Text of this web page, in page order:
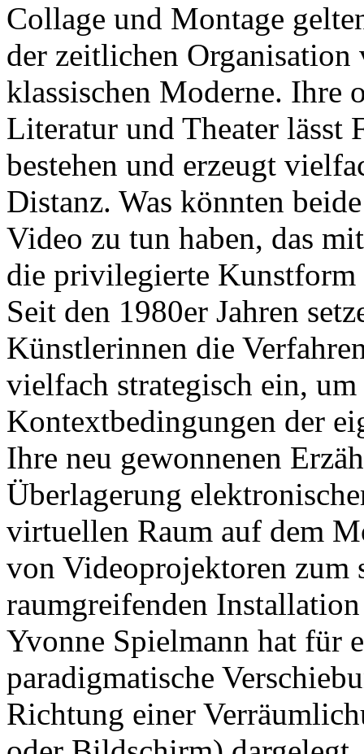
Collage und Montage
der zeitlichen
klassischen Moderne. Ihre
Literatur und Theater lässt
bestehen und erzeugt
Distanz. Was könnten
Video zu tun haben, das
die privilegierte Kunstform
Seit den 1980er Jahren
Künstlerinnen die
vielfach strategisch ein,
Kontextbedingungen der
Ihre neu gewonnenen
Überlagerung
virtuellen Raum auf dem
von Videoprojektoren zum
raumgreifenden
Yvonne Spielmann hat für
paradigmatische
Richtung einer